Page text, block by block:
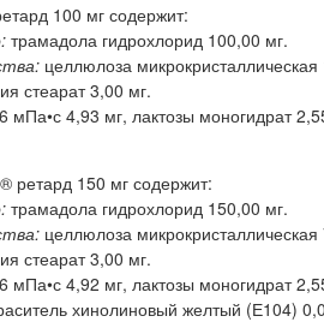
100 мг содержит:
трамадола гидрохлорид 100,00 мг.
целлюлоза
стеарат 3,00 мг.
мПа•с 4,93 мг, лактозы моногидрат
ретард 150 мг содержит:
трамадола гидрохлорид 150,00 мг.
целлюлоза
стеарат 3,00 мг.
мПа•с 4,92 мг, лактозы моногидрат
хинолиновый желтый (Е104)